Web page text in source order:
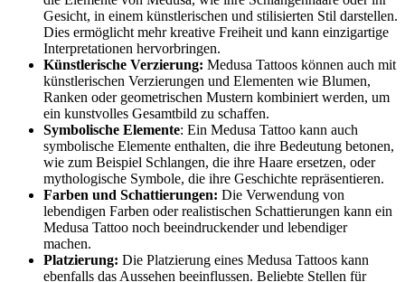
Gesicht, in einem künstlerischen und stilisierten Stil darstellen.
Dies ermöglicht mehr kreative Freiheit und kann einzigartige
Interpretationen hervorbringen.
Künstlerische Verzierung: Medusa Tattoos können auch mit
künstlerischen Verzierungen und Elementen wie Blumen,
Ranken oder geometrischen Mustern kombiniert werden, um
ein kunstvolles Gesamtbild zu schaffen.
Symbolische Elemente: Ein Medusa Tattoo kann auch
symbolische Elemente enthalten, die ihre Bedeutung betonen,
wie zum Beispiel Schlangen, die ihre Haare ersetzen, oder
mythologische Symbole, die ihre Geschichte repräsentieren.
Farben und Schattierungen: Die Verwendung von
lebendigen Farben oder realistischen Schattierungen kann ein
Medusa Tattoo noch beeindruckender und lebendiger
machen.
Platzierung: Die Platzierung eines Medusa Tattoos kann
ebenfalls das Aussehen beeinflussen. Beliebte Stellen für